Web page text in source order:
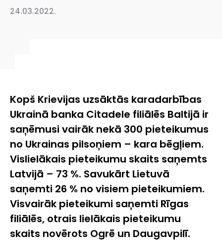
24.03.2022.
Kopš Krievijas uzsāktās karadarbības
Ukrainā banka Citadele filiālēs Baltijā ir
saņēmusi vairāk nekā 300 pieteikumus
no Ukrainas pilsoņiem – kara bēgļiem.
Vislielākais pieteikumu skaits saņemts
Latvijā – 73 %. Savukārt Lietuvā
saņemti 26 % no visiem pieteikumiem.
Visvairāk pieteikumi saņemti Rīgas
filiālēs, otrais lielākais pieteikumu
skaits novērots Ogrē un Daugavpilī.